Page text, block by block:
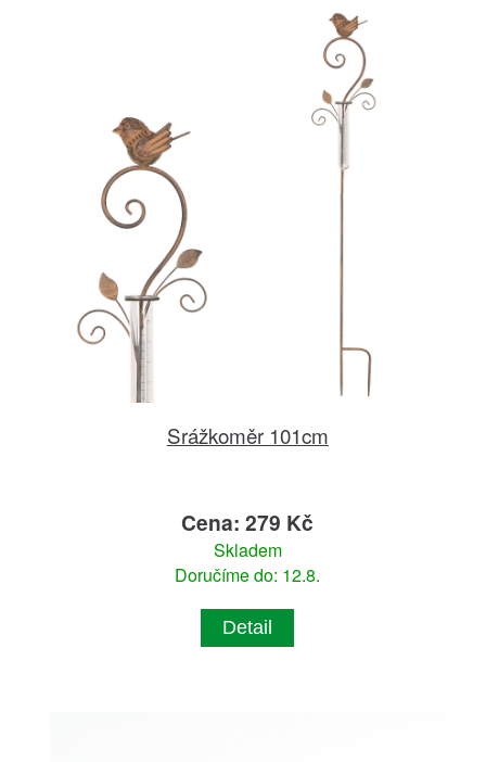
Srážkoměr 101cm
Cena: 279 Kč
Skladem
Doručíme do: 12.8.
Detail